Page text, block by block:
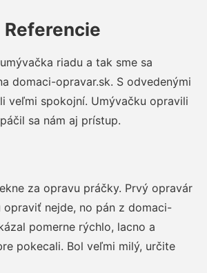
Referencie
riadu a tak sme sa
domaci-opravar.sk. S odvedenými
veľmi spokojní. Umývačku opravili
sa nám aj prístup.
za opravu práčky. Prvý opravár
opraviť nejde, no pán z domaci-
pomerne rýchlo, lacno a
pokecali. Bol veľmi milý, určite